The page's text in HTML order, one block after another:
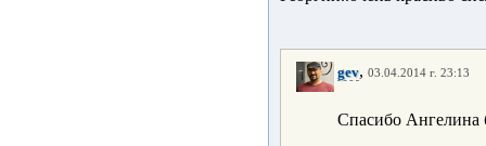
gev, 03.04.2014 г. 23:13
Спасибо